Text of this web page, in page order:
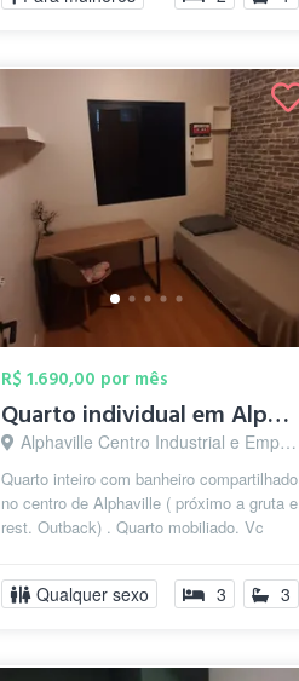
R$ 1.690,00 por mês
Quarto individual em Alphaville (CENTRO ...
Alphaville Centro Industrial e Empresarial/Alphaville., Barueri - SP
Quarto inteiro com banheiro compartilhado
no centro de Alphaville ( próximo a gruta e
rest. Outback) . Quarto mobiliado. Vc
Qualquer sexo 3 3